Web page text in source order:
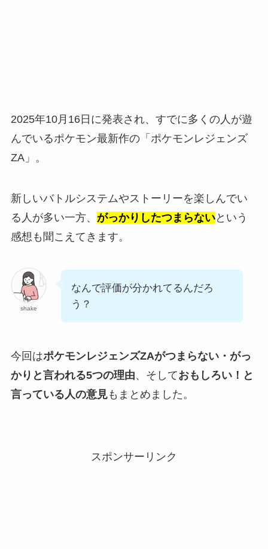
2025年10月16日に発表され、すでに多くの人が遊
んでいるポケモン最新作の「ポケモンレジェンズ
ZA」。
新しいバトルシステムやストーリーを楽しんでい
る人が多い一方、 がっかりしたつまらないという
感想も聞こえてきます。
shake
なんで評価が分かれてるんだろ
う？
今回はポケモンレジェンズZAがつまらない・がっ
かりと言われる5つの理由、そしておもしろい！と
言っている人の意見もまとめました。
スポンサーリンク